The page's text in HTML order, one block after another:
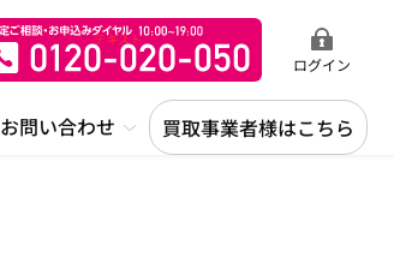
ログイン
お問い合わせ 買取事業者様はこちら